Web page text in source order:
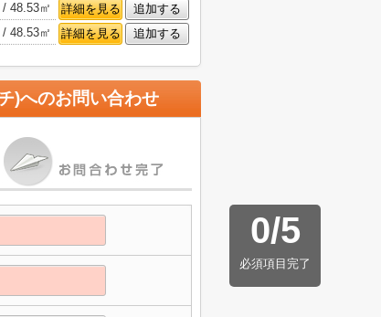
48.53㎡ 詳細を見る
追加する
48.53㎡ 詳細を見る 追加する
)へのお問い合わせ
0/5
必須項目完了